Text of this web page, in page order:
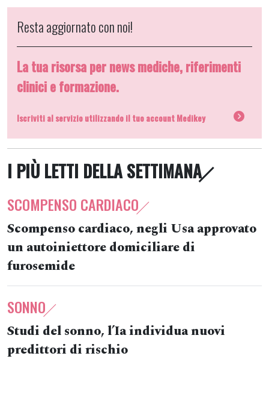
Resta aggiornato con noi!
La tua risorsa per news mediche, riferimenti
clinici e formazione.
Iscriviti al servizio utilizzando il tuo account Medikey
I PIÙ LETTI DELLA SETTIMANA
SCOMPENSO CARDIACO
Scompenso cardiaco, negli Usa approvato
un autoiniettore domiciliare di
furosemide
SONNO
Studi del sonno, l’Ia individua nuovi
predittori di rischio